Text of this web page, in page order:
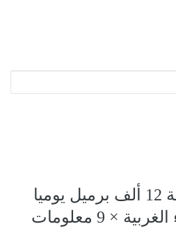
قفزة إنتاجية.. إضافة 12 ألف برميل يوميا
× 9 معلومات